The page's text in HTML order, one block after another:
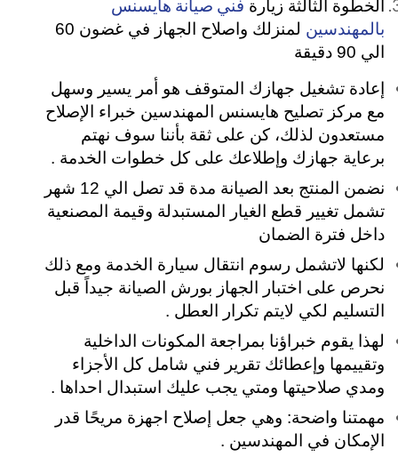
الخطوة الثالثة زيارة فني صيانة هايسنس
بالمهندسين
لمنزلك واصلاح الجهاز في غضون 60
الي 90 دقيقة
إعادة تشغيل جهازك المتوقف هو أمر يسير وسهل
مع مركز تصليح هايسنس المهندسين خبراء الإصلاح
مستعدون لذلك، كن على ثقة بأننا سوف نهتم
برعاية جهازك وإطلاعك على كل خطوات الخدمة .
نضمن المنتج بعد الصيانة مدة قد تصل الي 12 شهر
تشمل تغيير قطع الغيار المستبدلة وقيمة المصنعية
داخل فترة الضمان
لكنها لاتشمل رسوم انتقال سيارة الخدمة ومع ذلك
نحرص على اختبار الجهاز بورش الصيانة جيداً قبل
التسليم لكي لايتم تكرار العطل .
لهذا يقوم خبراؤنا بمراجعة المكونات الداخلية
وتقييمها وإعطائك تقرير فني شامل كل الأجزاء
ومدي صلاحيتها ومتي يجب عليك استبدال احداها .
مهمتنا واضحة: وهي جعل إصلاح اجهزة مريحًا قدر
الإمكان في المهندسين .